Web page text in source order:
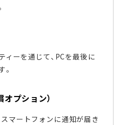
ーを通じて、PCを最後に
プション）
マートフォンに通知が届き